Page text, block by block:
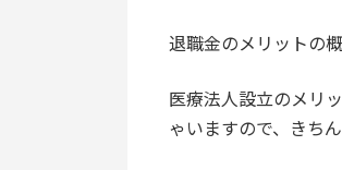
新
:
退職金のメリットの
医療法人設立のメリ
ゃいますので、きち